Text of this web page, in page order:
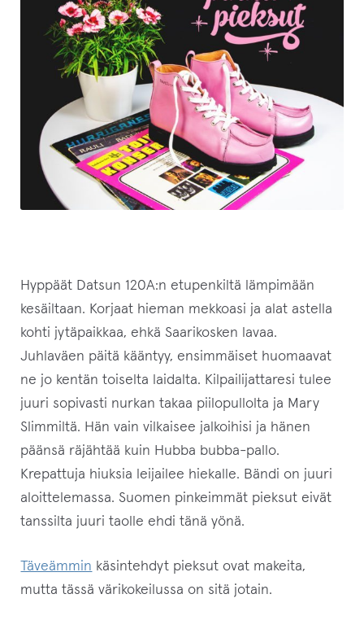
Hyppäät Datsun 120A:n etupenkiltä lämpimään
kesäiltaan. Korjaat hieman mekkoasi ja alat astella
kohti jytäpaikkaa, ehkä Saarikosken lavaa.
Juhlaväen päitä kääntyy, ensimmäiset huomaavat
ne jo kentän toiselta laidalta. Kilpailijattaresi tulee
juuri sopivasti nurkan takaa piilopullolta ja Mary
Slimmiltä. Hän vain vilkaisee jalkoihisi ja hänen
päänsä räjähtää kuin Hubba bubba-pallo.
Krepattuja hiuksia leijailee hiekalle. Bändi on juuri
aloittelemassa. Suomen pinkeimmät pieksut eivät
tanssilta juuri taolle ehdi tänä yönä.
Täveämmin käsintehdyt pieksut ovat makeita,
mutta tässä värikokeilussa on sitä jotain.